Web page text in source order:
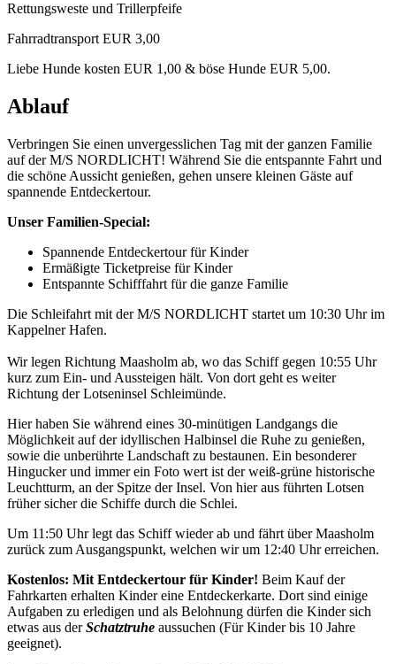
Rettungsweste und Trillerpfeife
Fahrradtransport EUR 3,00
Liebe Hunde kosten EUR 1,00 & böse Hunde EUR 5,00.
Ablauf
Verbringen Sie einen unvergesslichen Tag mit der ganzen Familie
auf der M/S NORDLICHT! Während Sie die entspannte Fahrt und
die schöne Aussicht genießen, gehen unsere kleinen Gäste auf
spannende Entdeckertour.
Unser Familien-Special:
Spannende Entdeckertour für Kinder
Ermäßigte Ticketpreise für Kinder
Entspannte Schifffahrt für die ganze Familie
Die Schleifahrt mit der M/S NORDLICHT startet um 10:30 Uhr im
Kappelner Hafen.
Wir legen Richtung Maasholm ab, wo das Schiff gegen 10:55 Uhr
kurz zum Ein- und Aussteigen hält. Von dort geht es weiter
Richtung der Lotseninsel Schleimünde.
Hier haben Sie während eines 30-minütigen Landgangs die
Möglichkeit auf der idyllischen Halbinsel die Ruhe zu genießen,
sowie die unberührte Landschaft zu bestaunen. Ein besonderer
Hingucker und immer ein Foto wert ist der weiß-grüne historische
Leuchtturm, an der Spitze der Insel. Von hier aus führten Lotsen
früher sicher die Schiffe durch die Schlei.
Um 11:50 Uhr legt das Schiff wieder ab und fährt über Maasholm
zurück zum Ausgangspunkt, welchen wir um 12:40 Uhr erreichen.
Kostenlos: Mit Entdeckertour für Kinder! Beim Kauf der
Fahrkarten erhalten Kinder eine Entdeckerkarte. Dort sind einige
Aufgaben zu erledigen und als Belohnung dürfen die Kinder sich
etwas aus derSchatztruhe aussuchen (Für Kinder bis 10 Jahre
geeignet).